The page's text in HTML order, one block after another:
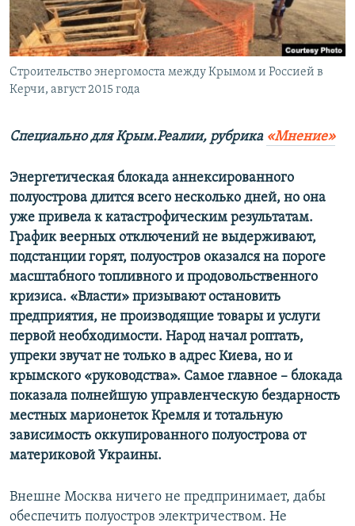
ПОБЕДИТЕЛЕЙ НЕ СУДЯТ?
КРЫМ.НЕПОКОРЕННЫЙ
ELIFBE
ПРИСОЕДИНЯЙТЕСЬ!
Строительство энергомоста между Крымом и Россией в
Керчи, август 2015 года
Специально для Крым.Реалии, рубрика «Мнение»
Энергетическая блокада аннексированного
полуострова длится всего несколько дней, но она
уже привела к катастрофическим результатам.
График веерных отключений не выдерживают,
подстанции горят, полуостров оказался на пороге
масштабного топливного и продовольственного
кризиса. «Власти» призывают остановить
предприятия, не производящие товары и услуги
первой необходимости. Народ начал роптать,
упреки звучат не только в адрес Киева, но и
крымского «руководства». Самое главное – блокада
показала полнейшую управленческую бездарность
местных марионеток Кремля и тотальную
зависимость оккупированного полуострова от
материковой Украины.
Внешне Москва ничего не предпринимает, дабы
обеспечить полуостров электричеством. Не